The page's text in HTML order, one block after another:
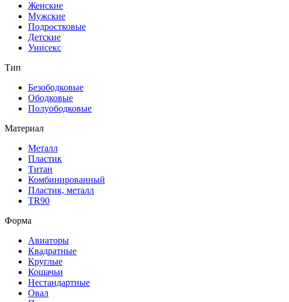
Женские
Мужские
Подростковые
Детские
Унисекс
Тип
Безободковые
Ободковые
Полуободковые
Материал
Металл
Пластик
Титан
Комбинированный
Пластик, металл
TR90
Форма
Авиаторы
Квадратные
Круглые
Кошачьи
Нестандартные
Овал